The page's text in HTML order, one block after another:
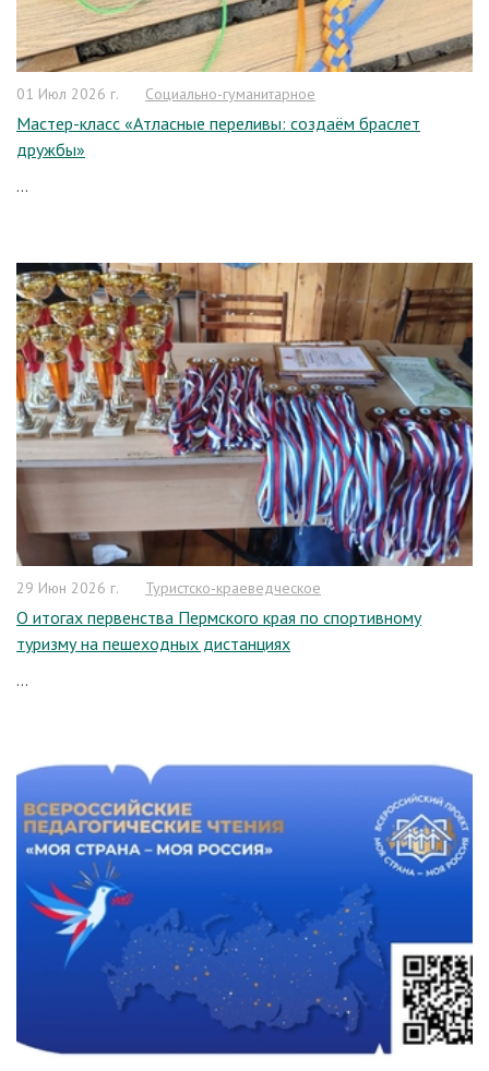
01 Июл 2026 г. Социально-гуманитарное
Мастер-класс «Атласные переливы: создаём браслет
дружбы»
...
29 Июн 2026 г. Туристско-краеведческое
О итогах первенства Пермского края по спортивному
туризму на пешеходных дистанциях
...